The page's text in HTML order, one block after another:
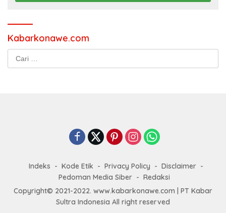
Kabarkonawe.com
Cari
untuk:
Indeks Kode Etik Privacy Policy
Disclaimer
Pedoman Media Siber
Redaksi
Copyright© 2021-2022. www.kabarkonawe.com | PT Kabar
Sultra Indonesia All right reserved